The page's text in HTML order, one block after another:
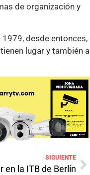
de organización y
desde entonces,
lugar y también a
SIGUIENTE
en la ITB de Berlín